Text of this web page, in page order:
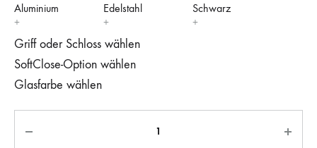
Aluminium Edelstahl Schwarz
Griff oder Schloss wählen
SoftClose-Option wählen
Glasfarbe wählen